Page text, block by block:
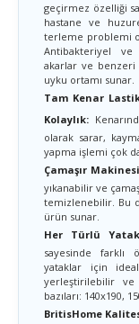
geçirmez özelliği
hastane ve
terleme problemi
Antibakteriyel ve
akarlar ve benzeri
uyku ortamı sunar.
Tam Kenar
Kolaylık:
olarak sarar,
yapma işlemi çok
Çamaşır
yıkanabilir ve
temizlenebilir. Bu
ürün sunar.
Her Türlü
sayesinde farklı
yataklar için
yerleştirilebilir
bazıları: 140x190,
BritisHome